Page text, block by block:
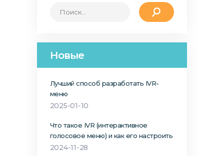
Найти:
Новые
Лучший способ разработать IVR-
меню
2025-01-10
Что такое IVR (интерактивное
голосовое меню) и как его настроить
2024-11-28